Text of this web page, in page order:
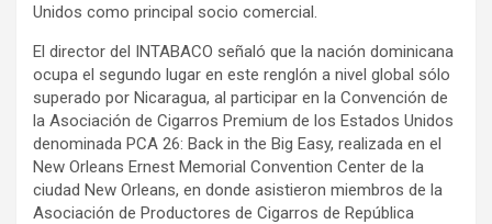
Unidos como principal socio comercial.
El director del INTABACO señaló que la nación dominicana
ocupa el segundo lugar en este renglón a nivel global sólo
superado por Nicaragua, al participar en la Convención de
la Asociación de Cigarros Premium de los Estados Unidos
denominada PCA 26: Back in the Big Easy, realizada en el
New Orleans Ernest Memorial Convention Center de la
ciudad New Orleans, en donde asistieron miembros de la
Asociación de Productores de Cigarros de República